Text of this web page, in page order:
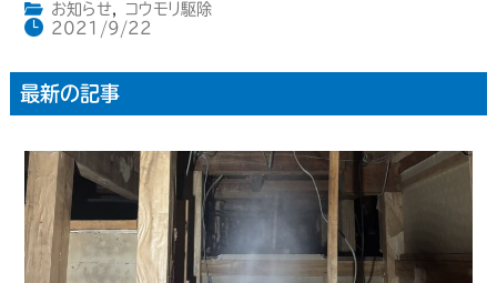
お知らせ,
コウモリ駆除
2021/9/22
最新の記事